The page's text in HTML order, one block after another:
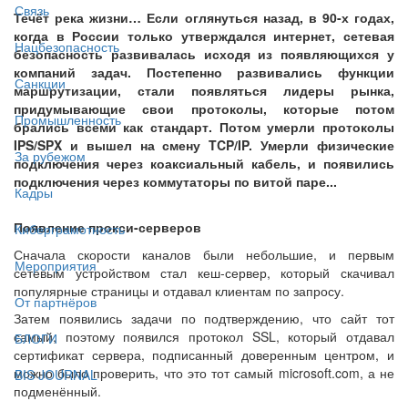
Связь
Нацбезопасность
Санкции
Промышленность
За рубежом
Кадры
Киберграмотность
Мероприятия
От партнёров
БЛОГИ
BIS JOURNAL
Течёт река жизни… Если оглянуться назад, в 90-х годах,
когда в России только утверждался интернет, сетевая
безопасность развивалась исходя из появляющихся у
компаний задач. Постепенно развивались функции
маршрутизации, стали появляться лидеры рынка,
придумывающие свои протоколы, которые потом
брались всеми как стандарт. Потом умерли протоколы
IPS/SPX и вышел на смену TCP/IP. Умерли физические
подключения через коаксиальный кабель, и появились
подключения через коммутаторы по витой паре...
Появление прокси-серверов
Сначала скорости каналов были небольшие, и первым
сетевым устройством стал кеш-сервер, который скачивал
популярные страницы и отдавал клиентам по запросу.
Затем появились задачи по подтверждению, что сайт тот
самый, поэтому появился протокол SSL, который отдавал
сертификат сервера, подписанный доверенным центром, и
можно было проверить, что это тот самый microsoft.com, а не
подменённый.